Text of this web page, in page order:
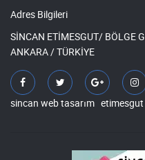
Adres Bilgileri
SİNCAN ETİMESGUT/ BÖLGE
ANKARA / TÜRKİYE
sincan web tasarım